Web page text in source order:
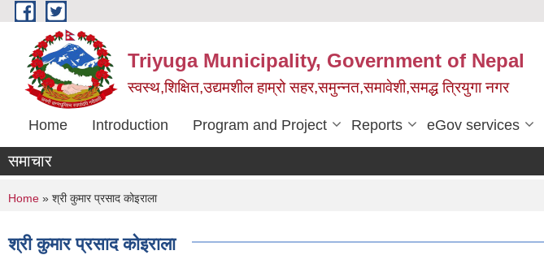
Skip to main content
Triyuga Municipality, Government of Nepal
स्वस्थ,शिक्षित,उद्यमशील हाम्रो सहर,समुन्नत,समावेशी,समद्ध त्रियुगा नगर
Home Introduction Program and Project Reports eGov services
समाचार
You are here
Home » श्री कुमार प्रसाद कोइराला
श्री कुमार प्रसाद कोइराला